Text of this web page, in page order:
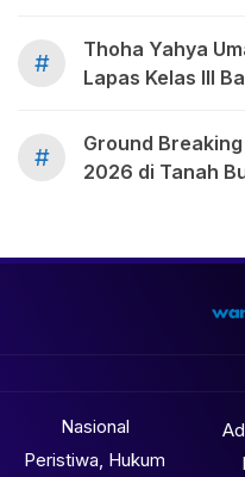
#
Thoha Yahya
Lapas Kelas III
#
Ground
2026 di Tanah
Nasional
Peristiwa, Hukum